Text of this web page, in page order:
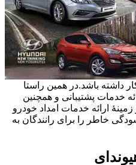
داشته باشد.در همین راستا
خدمات پشتیبانی و همچنین
ارائه خدمات امداد خودرو
خاطر را برای رانندگان به